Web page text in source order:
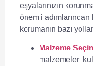
eşyalarınızın
önemli adımlarından
korumanın bazı
Malzeme
malzemeleri